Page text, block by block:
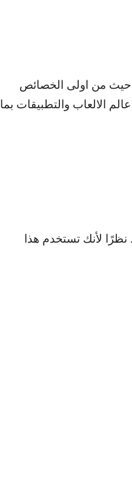
, حيث من اولى الخصائص
الالعاب والتطبيقات بما
لأنك تستخدم هذا